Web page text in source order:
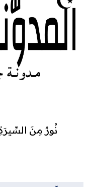
نُورٌ مِنَ